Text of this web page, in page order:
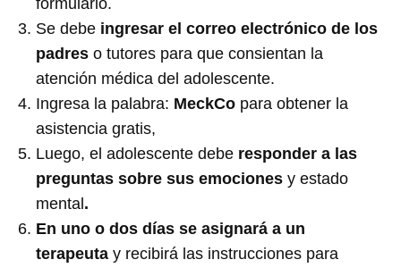
Se debe ingresar el correo electrónico de los
padres o tutores para que consientan la
atención médica del adolescente.
Ingresa la palabra: MeckCo para obtener la
asistencia gratis,
Luego, el adolescente debe responder a las
preguntas sobre sus emociones y estado
mental.
En uno o dos días se asignará a un
terapeuta y recibirá las instrucciones para